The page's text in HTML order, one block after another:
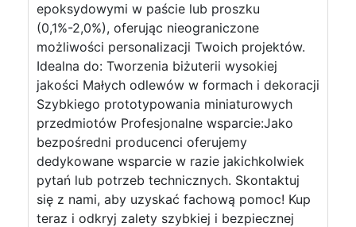
epoksydowymi w paście lub proszku
(0,1%-2,0%), oferując nieograniczone
możliwości personalizacji Twoich projektów.
Idealna do: Tworzenia biżuterii wysokiej
jakości Małych odlewów w formach i dekoracji
Szybkiego prototypowania miniaturowych
przedmiotów Profesjonalne wsparcie:Jako
bezpośredni producenci oferujemy
dedykowane wsparcie w razie jakichkolwiek
pytań lub potrzeb technicznych. Skontaktuj
się z nami, aby uzyskać fachową pomoc! Kup
teraz i odkryj zalety szybkiej i bezpiecznej